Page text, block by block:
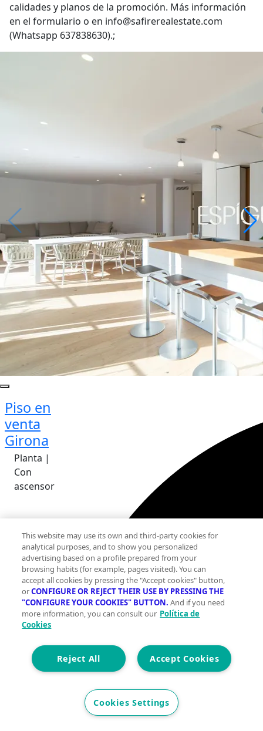
calidades y planos de la promoción. Más información
en el formulario o en info@safirerealestate.com
(Whatsapp 637838630).;
Piso en
venta
Girona
Planta |
Con
ascensor
This website may use its own and third-party cookies for
analytical purposes, and to show you personalized
advertising based on a profile prepared from your
browsing habits (for example, pages visited). You can
accept all cookies by pressing the "Accept cookies" button,
orCONFIGURE OR REJECT THEIR USE BY PRESSING THE
"CONFIGURE YOUR COOKIES" BUTTON. And if you need
more information, you can consult our Política de
Cookies
Accept Cookies
Reject All
Cookies Settings